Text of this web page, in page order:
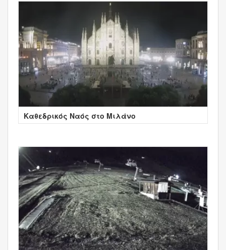
Καθεδρικός Ναός στο Μιλάνο